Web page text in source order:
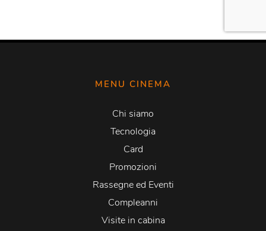
MENU CINEMA
Chi siamo
Tecnologia
Card
Promozioni
Rassegne ed Eventi
Compleanni
Visite in cabina